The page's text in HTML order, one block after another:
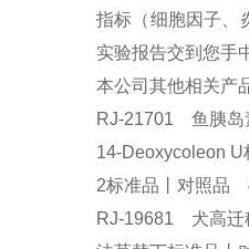
指标（细胞因子、
实验报告交到您手
本公司其他相关产
RJ-21701 鱼胰岛
14-Deoxycoleon
2标准品丨对照品
RJ-19681 犬高迁